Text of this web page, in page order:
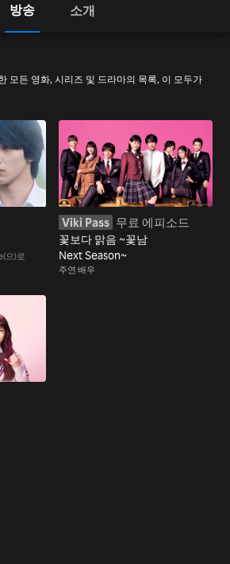
방송 소개
모든 영화, 시리즈 및 드라마의 목록, 이 모두가
으)로
Viki Pass 무료 에피소드
꽃보다 맑음 ~꽃남
Next Season~
주연 배우